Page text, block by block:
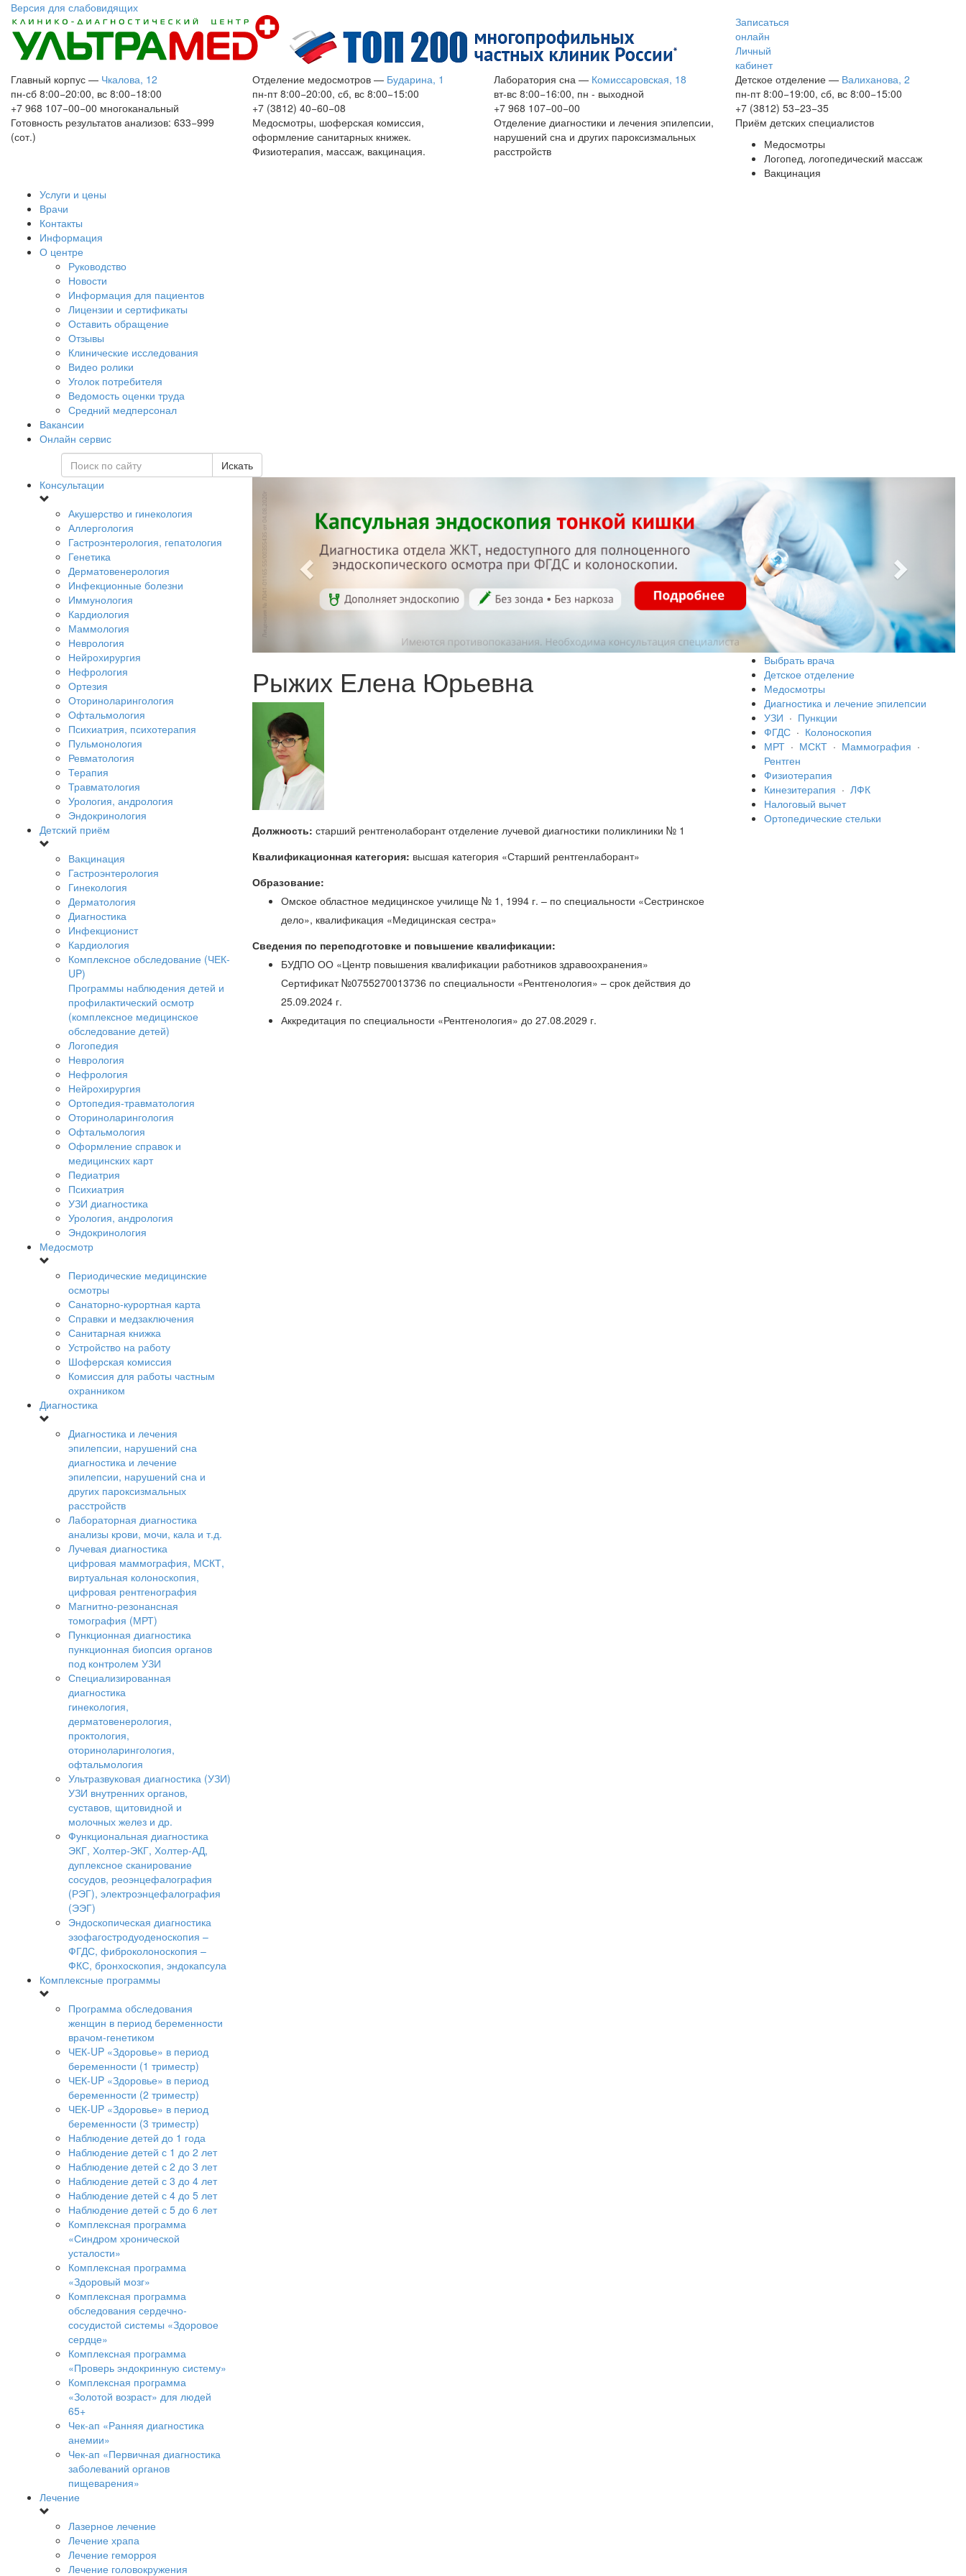
Версия для слабовидящих
Записаться
онлайн
Личный
кабинет
Главный корпус — Чкалова, 12
пн-сб 8:00−20:00, вс 8:00−18:00
+7 968 107−00−00 многоканальный
Готовность результатов анализов: 633−999
(сот.)
Отделение медосмотров — Бударина, 1
пн-пт 8:00−20:00, сб, вс 8:00−15:00
+7 (3812) 40−60−08
Медосмотры, шоферская комиссия,
оформление санитарных книжек.
Физиотерапия, массаж, вакцинация.
Лаборатория сна — Комиссаровская, 18
вт-вс 8:00−16:00, пн - выходной
+7 968 107−00−00
Отделение диагностики и лечения эпилепсии,
нарушений сна и других пароксизмальных
расстройств
Детское отделение — Валиханова, 2
пн-пт 8:00−19:00, сб, вс 8:00−15:00
+7 (3812) 53−23−35
Приём детских специалистов
Медосмотры
Логопед, логопедический массаж
Вакцинация
Услуги и цены
Врачи
Контакты
Информация
О центре
Руководство
Новости
Информация для пациентов
Лицензии и сертификаты
Оставить обращение
Отзывы
Клинические исследования
Видео ролики
Уголок потребителя
Ведомость оценки труда
Средний медперсонал
Вакансии
Онлайн сервис
Искать
Консультации
Акушерство и гинекология
Аллергология
Гастроэнтерология, гепатология
Генетика
Дерматовенерология
Инфекционные болезни
Иммунология
Кардиология
Маммология
Неврология
Нейрохирургия
Нефрология
Ортезия
Оториноларингология
Офтальмология
Психиатрия, психотерапия
Пульмонология
Ревматология
Терапия
Травматология
Урология, андрология
Эндокринология
Детский приём
Вакцинация
Гастроэнтерология
Гинекология
Дерматология
Диагностика
Инфекционист
Кардиология
Комплексное обследование (ЧЕК-
UP)
Программы наблюдения детей и
профилактический осмотр
(комплексное медицинское
обследование детей)
Логопедия
Неврология
Нефрология
Нейрохирургия
Ортопедия-травматология
Оториноларингология
Офтальмология
Оформление справок и
медицинских карт
Педиатрия
Психиатрия
УЗИ диагностика
Урология, андрология
Эндокринология
Медосмотр
Периодические медицинские
осмотры
Санаторно-курортная карта
Справки и медзаключения
Санитарная книжка
Устройство на работу
Шоферская комиссия
Комиссия для работы частным
охранником
Диагностика
Диагностика и лечения
эпилепсии, нарушений сна
диагностика и лечение
эпилепсии, нарушений сна и
других пароксизмальных
расстройств
Лабораторная диагностика
анализы крови, мочи, кала и т.д.
Лучевая диагностика
цифровая маммография, МСКТ,
виртуальная колоноскопия,
цифровая рентгенография
Магнитно-резонансная
томография (МРТ)
Пункционная диагностика
пункционная биопсия органов
под контролем УЗИ
Специализированная
диагностика
гинекология,
дерматовенерология,
проктология,
оториноларингология,
офтальмология
Ультразвуковая диагностика (УЗИ)
УЗИ внутренних органов,
суставов, щитовидной и
молочных желез и др.
Функциональная диагностика
ЭКГ, Холтер-ЭКГ, Холтер-АД,
дуплексное сканирование
сосудов, реоэнцефалография
(РЭГ), электроэнцефалография
(ЭЭГ)
Эндоскопическая диагностика
эзофагостродуоденоскопия –
ФГДС, фиброколоноскопия –
ФКС, бронхоскопия, эндокапсула
Комплексные программы
Программа обследования
женщин в период беременности
врачом-генетиком
ЧЕК-UP «Здоровье» в период
беременности (1 триместр)
ЧЕК-UP «Здоровье» в период
беременности (2 триместр)
ЧЕК-UP «Здоровье» в период
беременности (3 триместр)
Наблюдение детей до 1 года
Наблюдение детей с 1 до 2 лет
Наблюдение детей с 2 до 3 лет
Наблюдение детей с 3 до 4 лет
Наблюдение детей с 4 до 5 лет
Наблюдение детей с 5 до 6 лет
Комплексная программа
«Синдром хронической
усталости»
Комплексная программа
«Здоровый мозг»
Комплексная программа
обследования сердечно-
сосудистой системы «Здоровое
сердце»
Комплексная программа
«Проверь эндокринную систему»
Комплексная программа
«Золотой возраст» для людей
65+
Чек-ап «Ранняя диагностика
анемии»
Чек-ап «Первичная диагностика
заболеваний органов
пищеварения»
Лечение
Лазерное лечение
Лечение храпа
Лечение геморроя
Лечение головокружения
Рыжих Елена Юрьевна
Должность: старший рентгенолаборант отделение лучевой диагностики поликлиники № 1
Квалификационная категория: высшая категория «Старший рентгенлаборант»
Образование:
Омское областное медицинское училище № 1, 1994 г. – по специальности «Сестринское
дело», квалификация «Медицинская сестра»
Сведения по переподготовке и повышение квалификации:
БУДПО ОО «Центр повышения квалификации работников здравоохранения»
Сертификат №0755270013736 по специальности «Рентгенология» – срок действия до
25.09.2024 г.
Аккредитация по специальности «Рентгенология» до 27.08.2029 г.
Выбрать врача
Детское отделение
Медосмотры
Диагностика и лечение эпилепсии
УЗИ · Пункции
ФГДС · Колоноскопия
МРТ · МСКТ · Маммография ·
Рентген
Физиотерапия
Кинезитерапия · ЛФК
Налоговый вычет
Ортопедические стельки